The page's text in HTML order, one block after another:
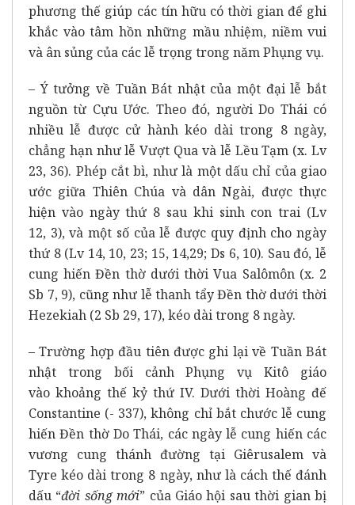
phương thế giúp các tín hữu có thời gian để ghi
khắc vào tâm hồn những mầu nhiệm, niềm vui
và ân sủng của các lễ trọng trong năm Phụng vụ.
– Ý tưởng về Tuần Bát nhật của một đại lễ bắt
nguồn từ Cựu Ước. Theo đó, người Do Thái có
nhiều lễ được cử hành kéo dài trong 8 ngày,
chẳng hạn như lễ Vượt Qua và lễ Lều Tạm (x. Lv
23, 36). Phép cắt bì, như là một dấu chỉ của giao
ước giữa Thiên Chúa và dân Ngài, được thực
hiện vào ngày thứ 8 sau khi sinh con trai (Lv
12, 3), và một số của lễ được quy định cho ngày
thứ 8 (Lv 14, 10, 23; 15, 14,29; Ds 6, 10). Sau đó, lễ
cung hiến Đền thờ dưới thời Vua Salômôn (x. 2
Sb 7, 9), cũng như lễ thanh tẩy Đền thờ dưới thời
Hezekiah (2 Sb 29, 17), kéo dài trong 8 ngày.
– Trường hợp đầu tiên được ghi lại về Tuần Bát
nhật trong bối cảnh Phụng vụ Kitô giáo
vào khoảng thế kỷ thứ IV. Dưới thời Hoàng đế
Constantine (- 337), không chỉ bắt chước lễ cung
hiến Đền thờ Do Thái, các ngày lễ cung hiến các
vương cung thánh đường tại Giêrusalem và
Tyre kéo dài trong 8 ngày, như là cách thế đánh
dấu “đời sống mới” của Giáo hội sau thời gian bị